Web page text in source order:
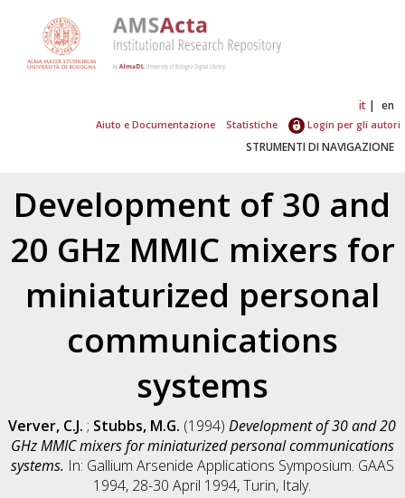
it en
Aiuto e Documentazione Statistiche Login per gli autori
STRUMENTI DI NAVIGAZIONE
Development of 30 and
20 GHz MMIC mixers for
miniaturized personal
communications
systems
Verver, C.J. ; Stubbs, M.G. (1994)Development of 30 and 20
GHz MMIC mixers for miniaturized personal communications
systems. In: Gallium Arsenide Applications Symposium. GAAS
1994, 28-30 April 1994, Turin, Italy.